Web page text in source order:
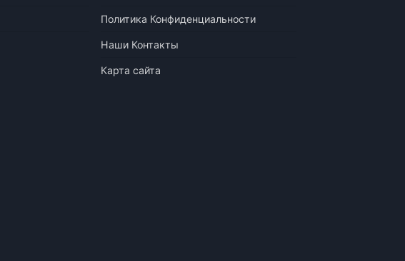
Политика Конфиденциальности
Наши Контакты
Карта сайта